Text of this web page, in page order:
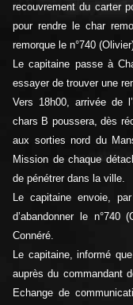
recouvrement du carter
pour rendre le char
remorque le n°740
Le capitaine passe à
essayer de trouver une
Vers 18h00, arrivée de
chars B poussera, dès
aux sorties nord du
Mission de chaque
de pénétrer dans la ville.
Le capitaine envoie,
d’abandonner le n°740
Connéré.
Le capitaine, informé
auprès du commandant
Echange de